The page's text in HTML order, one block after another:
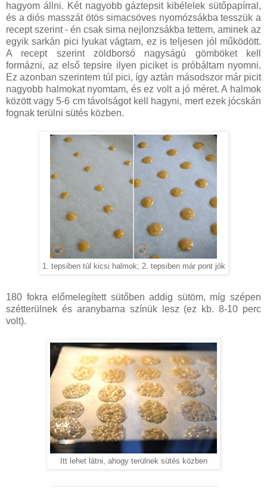
hagyom állni. Két nagyobb gáztepsit kibélelek sütőpapírral,
és a diós masszát ötös simacsöves nyomózsákba tesszük a
recept szerint - én csak sima nejlonzsákba tettem, aminek az
egyik sarkán pici lyukat vágtam, ez is teljesen jól működött.
A recept szerint zöldborsó nagyságú gömböket kell
formázni, az első tepsire ilyen piciket is próbáltam nyomni.
Ez azonban szerintem túl pici, így aztán másodszor már picit
nagyobb halmokat nyomtam, és ez volt a jó méret. A halmok
között vagy 5-6 cm távolságot kell hagyni, mert ezek jócskán
fognak terülni sütés közben.
1. tepsiben túl kicsi halmok; 2. tepsiben már pont jók
180 fokra előmelegített sütőben addig sütöm, míg szépen
szétterülnek és aranybarna színük lesz (ez kb. 8-10 perc
volt).
Itt lehet látni, ahogy terülnek sütés közben